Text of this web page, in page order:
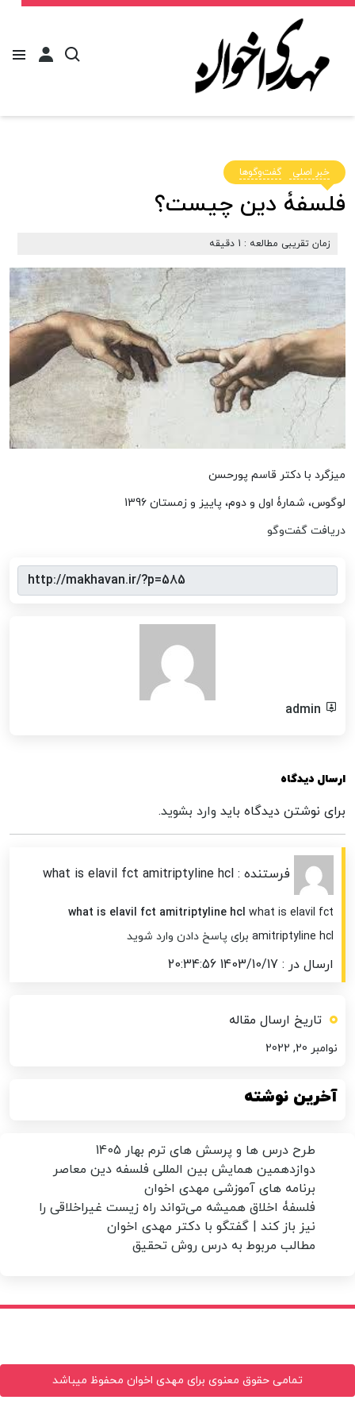
خبر اصلی گفت‌وگوها
فلسفۀ دین چیست؟
زمان تقریبی مطالعه : 1 دقیقه
میزگرد با دکتر قاسم پورحسن
لوگوس، شمارۀ اول و دوم، پاییز و زمستان 1396
دریافت گفت‌وگو
admin
ارسال دیدگاه
برای نوشتن دیدگاه باید وارد بشوید.
فرستنده : what is elavil fct amitriptyline hcl
what is elavil fct amitriptyline hcl what is elavil fct
amitriptyline hcl برای پاسخ دادن وارد شوید
ارسال در : 1403/10/17 20:34:56
تاریخ ارسال مقاله
نوامبر 20, 2022
آخرین نوشته
طرح درس ها و پرسش های ترم بهار 1405
دوازدهمین همایش بین المللی فلسفه دین معاصر
برنامه های آموزشی مهدی اخوان
فلسفۀ اخلاق همیشه می‌تواند راه زیست غیراخلاقی را
نیز باز کند | گفتگو با دکتر مهدی اخوان
مطالب مربوط به درس روش تحقیق
تمامی حقوق معنوی برای مهدی اخوان محفوظ میباشد